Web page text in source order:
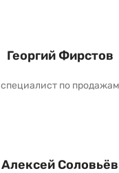
Георгий Фирстов
специалист по продажам
Алексей Соловьёв